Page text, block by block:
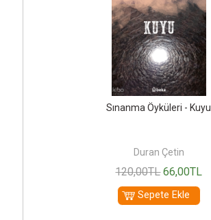
Sınanma Öyküleri - Kuyu
Duran Çetin
120,00TL 66,00TL
Sepete Ekle